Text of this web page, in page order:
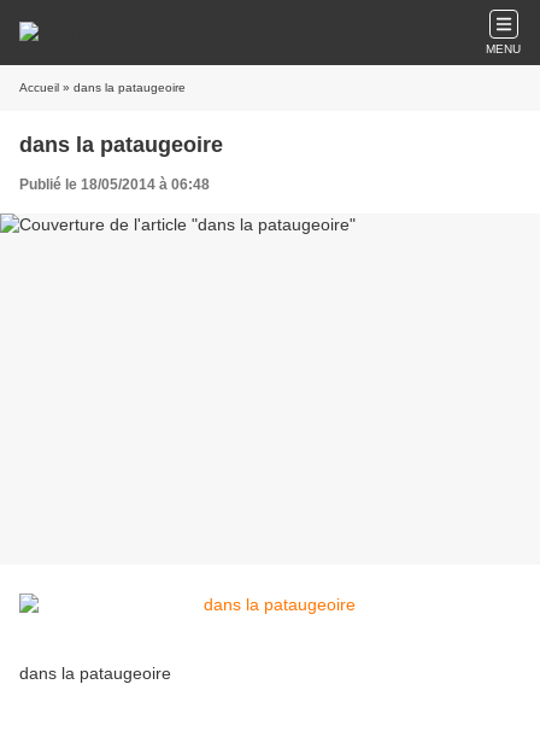
MENU
Accueil » dans la pataugeoire
dans la pataugeoire
Publié le 18/05/2014 à 06:48
dans la pataugeoire